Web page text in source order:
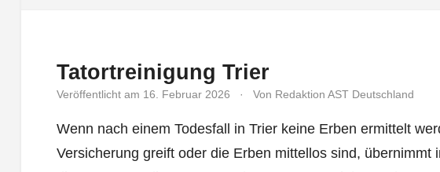
Tatortreinigung Trier
Veröffentlicht am 16. Februar 2026 · Von Redaktion AST Deutschland
Wenn nach einem Todesfall in Trier keine Erben ermittelt
Versicherung greift oder die Erben mittellos sind, übernimmt